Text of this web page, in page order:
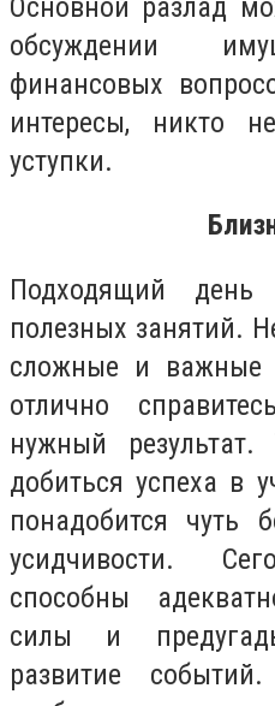
Основной разлад
обсуждении
финансовых
интересы, никто
уступки.
Подходящий
полезных занятий.
сложные и
отлично
нужный
добиться успеха в
понадобится чуть
усидчивости.
способны
силы и
развитие